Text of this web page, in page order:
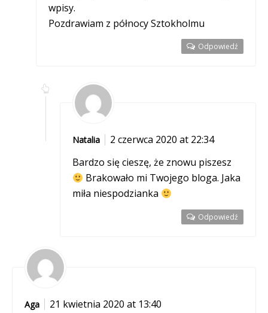
wpisy.
Pozdrawiam z północy Sztokholmu
Odpowiedź
Natalia
2 czerwca 2020 at 22:34
Bardzo się cieszę, że znowu piszesz
Brakowało mi Twojego bloga. Jaka
miła niespodzianka
Odpowiedź
Aga
21 kwietnia 2020 at 13:40